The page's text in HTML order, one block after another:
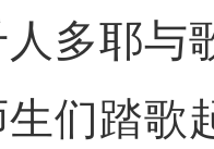
多耶与
们踏歌